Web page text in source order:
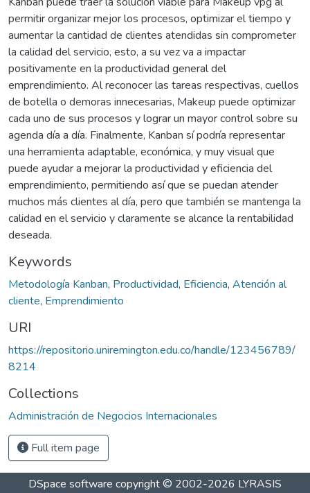
permitir organizar mejor los procesos, optimizar el tiempo y
aumentar la cantidad de clientes atendidas sin comprometer
la calidad del servicio, esto, a su vez va a impactar
positivamente en la productividad general del
emprendimiento. Al reconocer las tareas respectivas, cuellos
de botella o demoras innecesarias, Makeup puede optimizar
cada uno de sus procesos y lograr un mayor control sobre su
agenda día a día. Finalmente, Kanban sí podría representar
una herramienta adaptable, económica, y muy visual que
puede ayudar a mejorar la productividad y eficiencia del
emprendimiento, permitiendo así que se puedan atender
muchos más clientes al día, pero que también se mantenga la
calidad en el servicio y claramente se alcance la rentabilidad
deseada.
Keywords
Metodología Kanban, Productividad, Eficiencia, Atención al
cliente, Emprendimiento
URI
https://repositorio.uniremington.edu.co/handle/123456789/
8214
Collections
Administración de Negocios Internacionales
Full item page
DSpace software copyright © 2002-2026 LYRASIS